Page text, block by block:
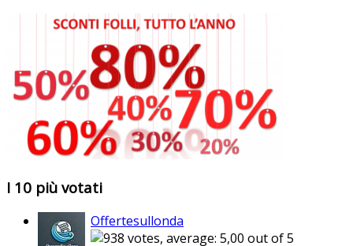
I 10 più votati
Offertesullonda